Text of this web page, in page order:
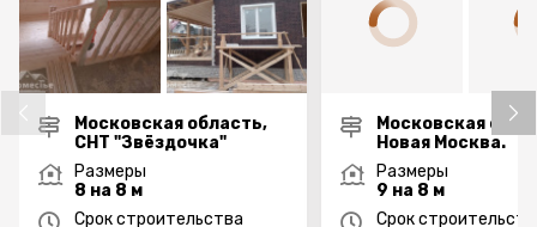
Московская область,
СНТ "Звёздочка"
Размеры
8 на 8 м
Срок строительства
Московская
Новая Москва.
Размеры
9 на 8 м
Срок